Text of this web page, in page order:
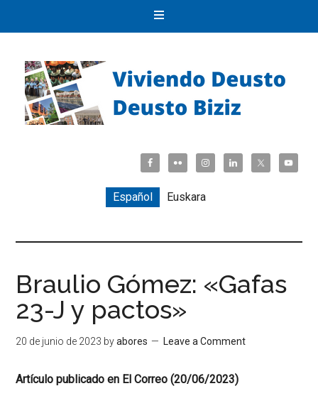
Español Euskara
Braulio Gómez: «Gafas
23-J y pactos»
20 de junio de 2023 byabores Leave a Comment
Artículo publicado en El Correo (20/06/2023)